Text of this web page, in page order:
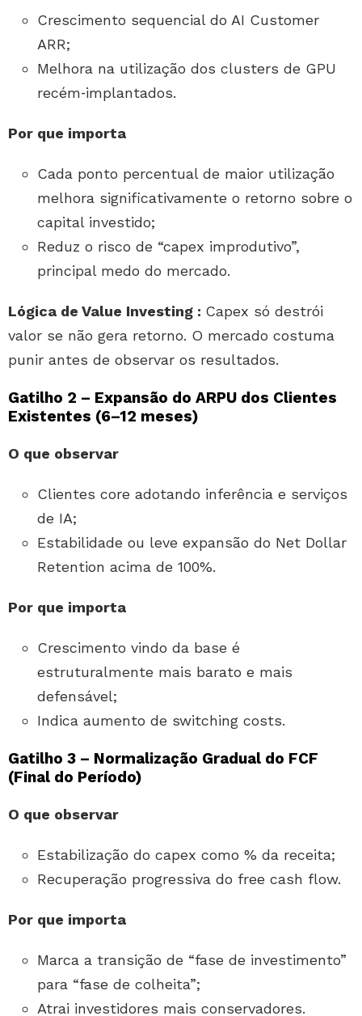
Crescimento sequencial do AI Customer
ARR;
Melhora na utilização dos clusters de GPU
recém‑implantados.
Por que importa
Cada ponto percentual de maior utilização
melhora significativamente o retorno sobre o
capital investido;
Reduz o risco de “capex improdutivo”,
principal medo do mercado.
Lógica de Value Investing : Capex só destrói
valor se não gera retorno. O mercado costuma
punir antes de observar os resultados.
Gatilho 2 – Expansão do ARPU dos Clientes
Existentes (6–12 meses)
O que observar
Clientes core adotando inferência e serviços
de IA;
Estabilidade ou leve expansão do Net Dollar
Retention acima de 100%.
Por que importa
Crescimento vindo da base é
estruturalmente mais barato e mais
defensável;
Indica aumento de switching costs.
Gatilho 3 – Normalização Gradual do FCF
(Final do Período)
O que observar
Estabilização do capex como % da receita;
Recuperação progressiva do free cash flow.
Por que importa
Marca a transição de “fase de investimento”
para “fase de colheita”;
Atrai investidores mais conservadores.